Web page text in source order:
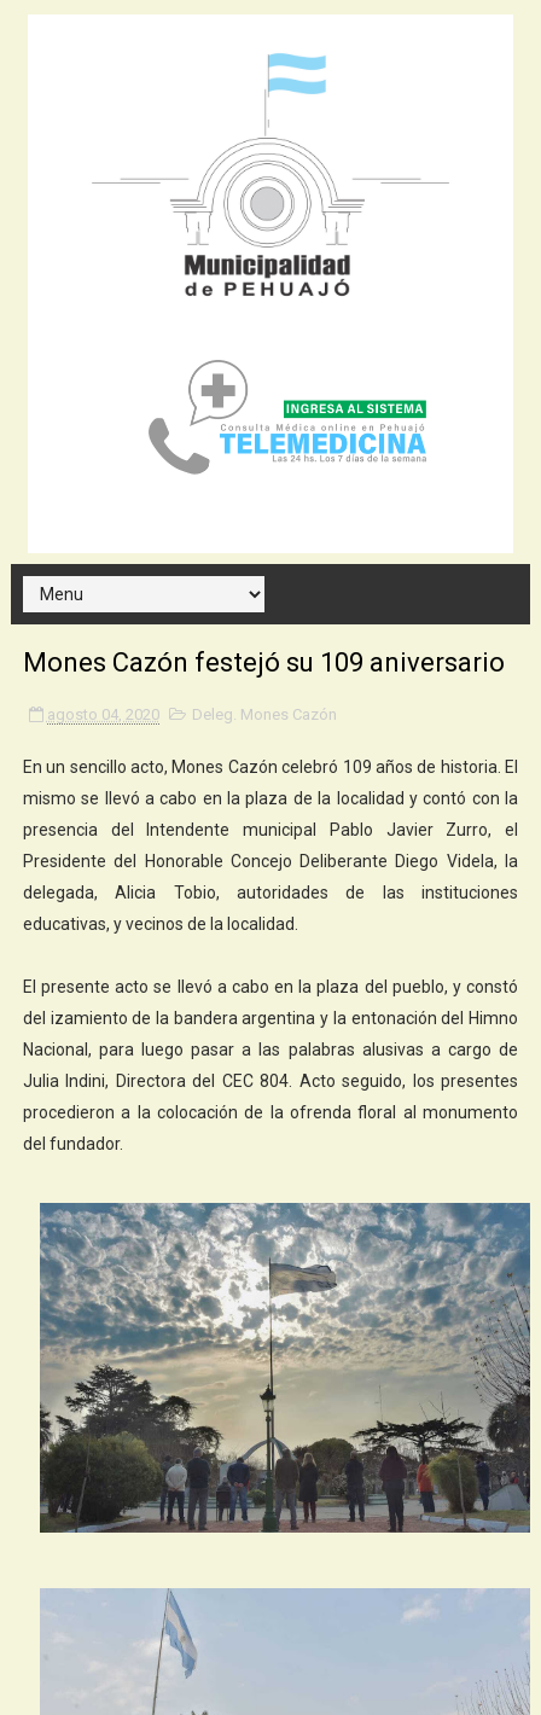
Mones Cazón festejó su 109 aniversario
agosto 04, 2020 Deleg. Mones Cazón
En un sencillo acto, Mones Cazón celebró 109 años de historia. El
mismo se llevó a cabo en la plaza de la localidad y contó con la
presencia del Intendente municipal Pablo Javier Zurro, el
Presidente del Honorable Concejo Deliberante Diego Videla, la
delegada, Alicia Tobio, autoridades de las instituciones
educativas, y vecinos de la localidad.
El presente acto se llevó a cabo en la plaza del pueblo, y constó
del izamiento de la bandera argentina y la entonación del Himno
Nacional, para luego pasar a las palabras alusivas a cargo de
Julia Indini, Directora del CEC 804. Acto seguido, los presentes
procedieron a la colocación de la ofrenda floral al monumento
del fundador.